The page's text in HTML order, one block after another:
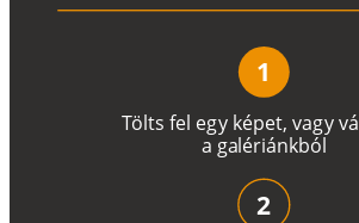
Tölts fel egy képet, vagyvá
a galériánkból
1
2